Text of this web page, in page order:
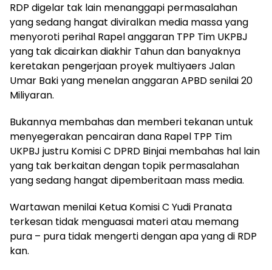
RDP digelar tak lain menanggapi permasalahan
yang sedang hangat diviralkan media massa yang
menyoroti perihal Rapel anggaran TPP Tim UKPBJ
yang tak dicairkan diakhir Tahun dan banyaknya
keretakan pengerjaan proyek multiyaers Jalan
Umar Baki yang menelan anggaran APBD senilai 20
Miliyaran.
Bukannya membahas dan memberi tekanan untuk
menyegerakan pencairan dana Rapel TPP Tim
UKPBJ justru Komisi C DPRD Binjai membahas hal lain
yang tak berkaitan dengan topik permasalahan
yang sedang hangat dipemberitaan mass media.
Wartawan menilai Ketua Komisi C Yudi Pranata
terkesan tidak menguasai materi atau memang
pura – pura tidak mengerti dengan apa yang di RDP
kan.